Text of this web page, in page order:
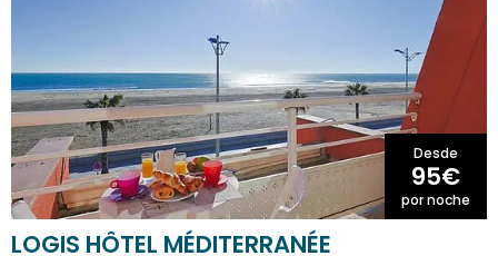
Desde
95€
por noche
LOGIS HÔTEL MÉDITERRANÉE